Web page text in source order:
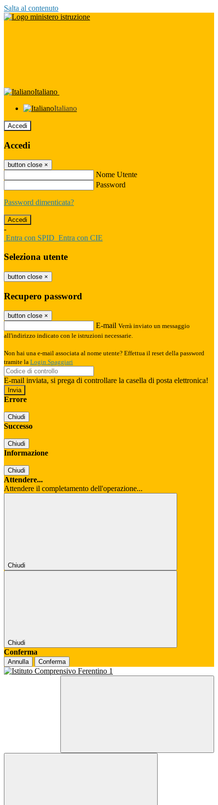
Salta al contenuto
Italiano
Italiano
Accedi
Accedi
button close ×
Nome Utente
Password
Password dimenticata?
-
Entra con SPID Entra con CIE
Seleziona utente
button close ×
Recupero password
button close ×
E-mail Verrà inviato un messaggio
all'indirizzo indicato con le istruzioni necessarie.
Non hai una e-mail associata al nome utente? Effettua il reset della password
tramite la Login Spaggiari
E-mail inviata, si prega di controllare la casella di posta elettronica!
Errore
Chiudi
Successo
Chiudi
Informazione
Chiudi
Attendere...
Attendere il completamento dell'operazione...
Chiudi
Chiudi
Conferma
Annulla Conferma